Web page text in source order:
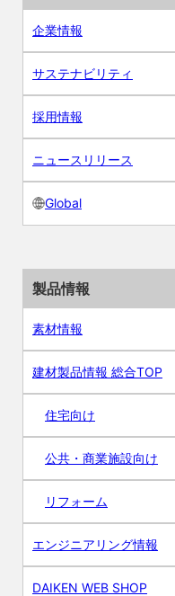
企業情報
サステナビリティ
採用情報
ニュースリリース
Global
製品情報
素材情報
建材製品情報 総合TOP
住宅向け
公共・商業施設向け
リフォーム
エンジニアリング情報
DAIKEN WEB SHOP